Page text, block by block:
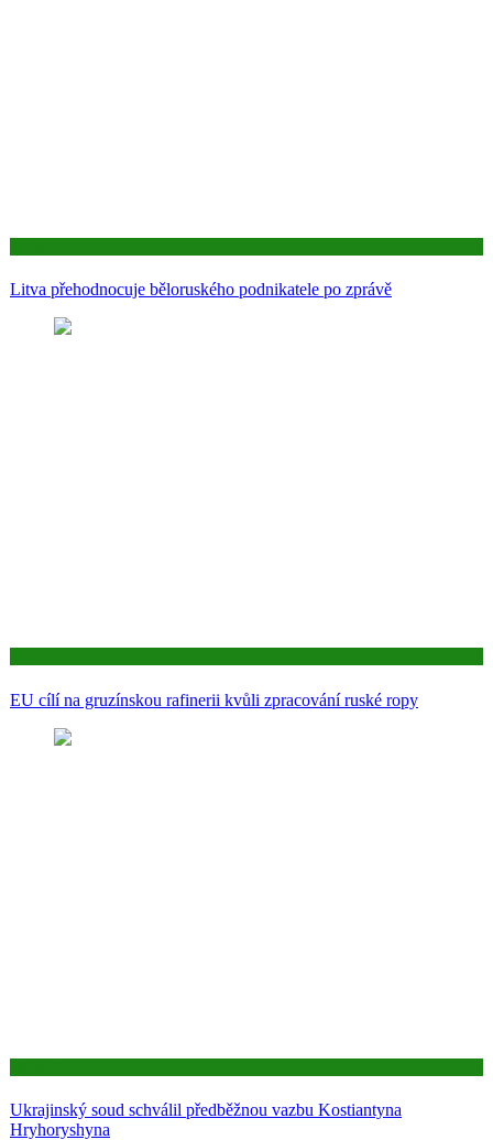
Litva přehodnocuje běloruského podnikatele po zprávě
EU cílí na gruzínskou rafinerii kvůli zpracování ruské ropy
Ukrajinský soud schválil předběžnou vazbu Kostiantyna
Hryhoryshyna